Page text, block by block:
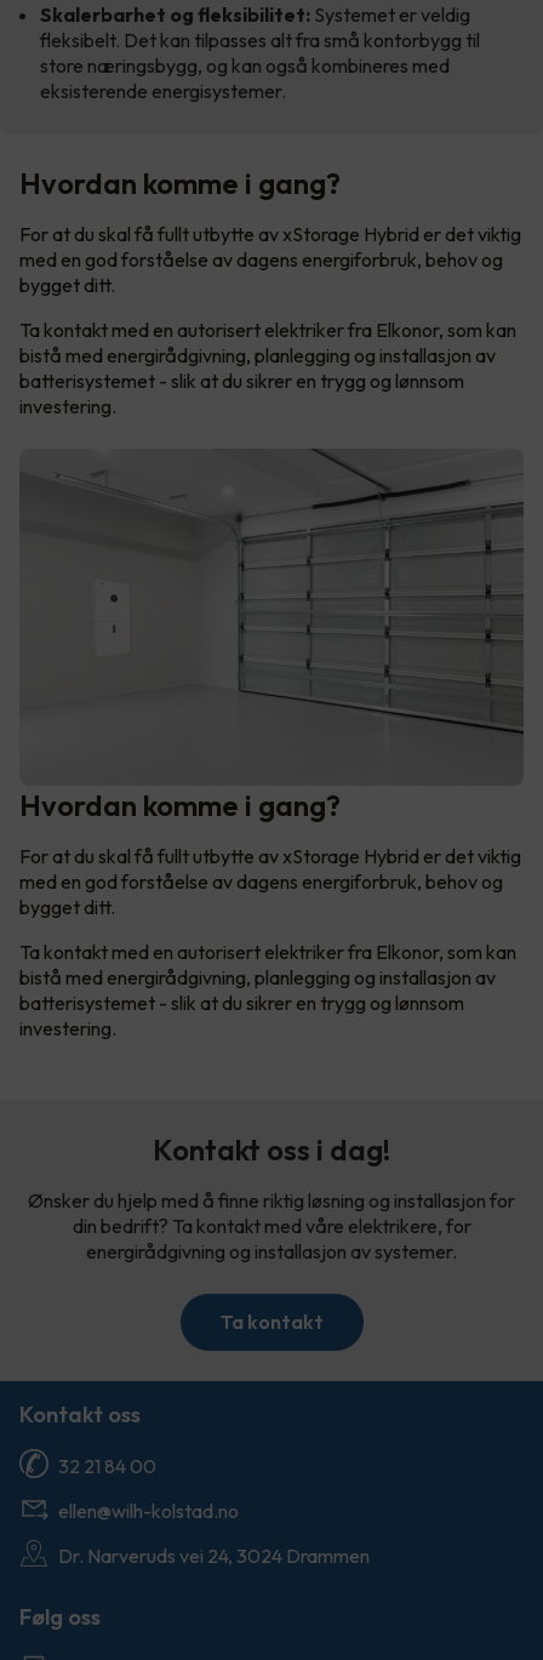
Skalerbarhet og fleksibilitet: Systemet er veldig
fleksibelt. Det kan tilpasses alt fra små kontorbygg til
store næringsbygg, og kan også kombineres med
eksisterende energisystemer.
Hvordan komme i gang?
For at du skal få fullt utbytte av xStorage Hybrid er det viktig
med en god forståelse av dagens energiforbruk, behov og
bygget ditt.
Ta kontakt med en autorisert elektriker fra Elkonor, som kan
bistå med energirådgivning, planlegging og installasjon av
batterisystemet - slik at du sikrer en trygg og lønnsom
investering.
Hvordan komme i gang?
For at du skal få fullt utbytte av xStorage Hybrid er det viktig
med en god forståelse av dagens energiforbruk, behov og
bygget ditt.
Ta kontakt med en autorisert elektriker fra Elkonor, som kan
bistå med energirådgivning, planlegging og installasjon av
batterisystemet - slik at du sikrer en trygg og lønnsom
investering.
Kontakt oss i dag!
Ønsker du hjelp med å finne riktig løsning og installasjon for
din bedrift? Ta kontakt med våre elektrikere, for
energirådgivning og installasjon av systemer.
Ta kontakt
Kontakt oss
32 21 84 00
ellen@wilh-kolstad.no
Dr. Narveruds vei 24, 3024 Drammen
Følg oss